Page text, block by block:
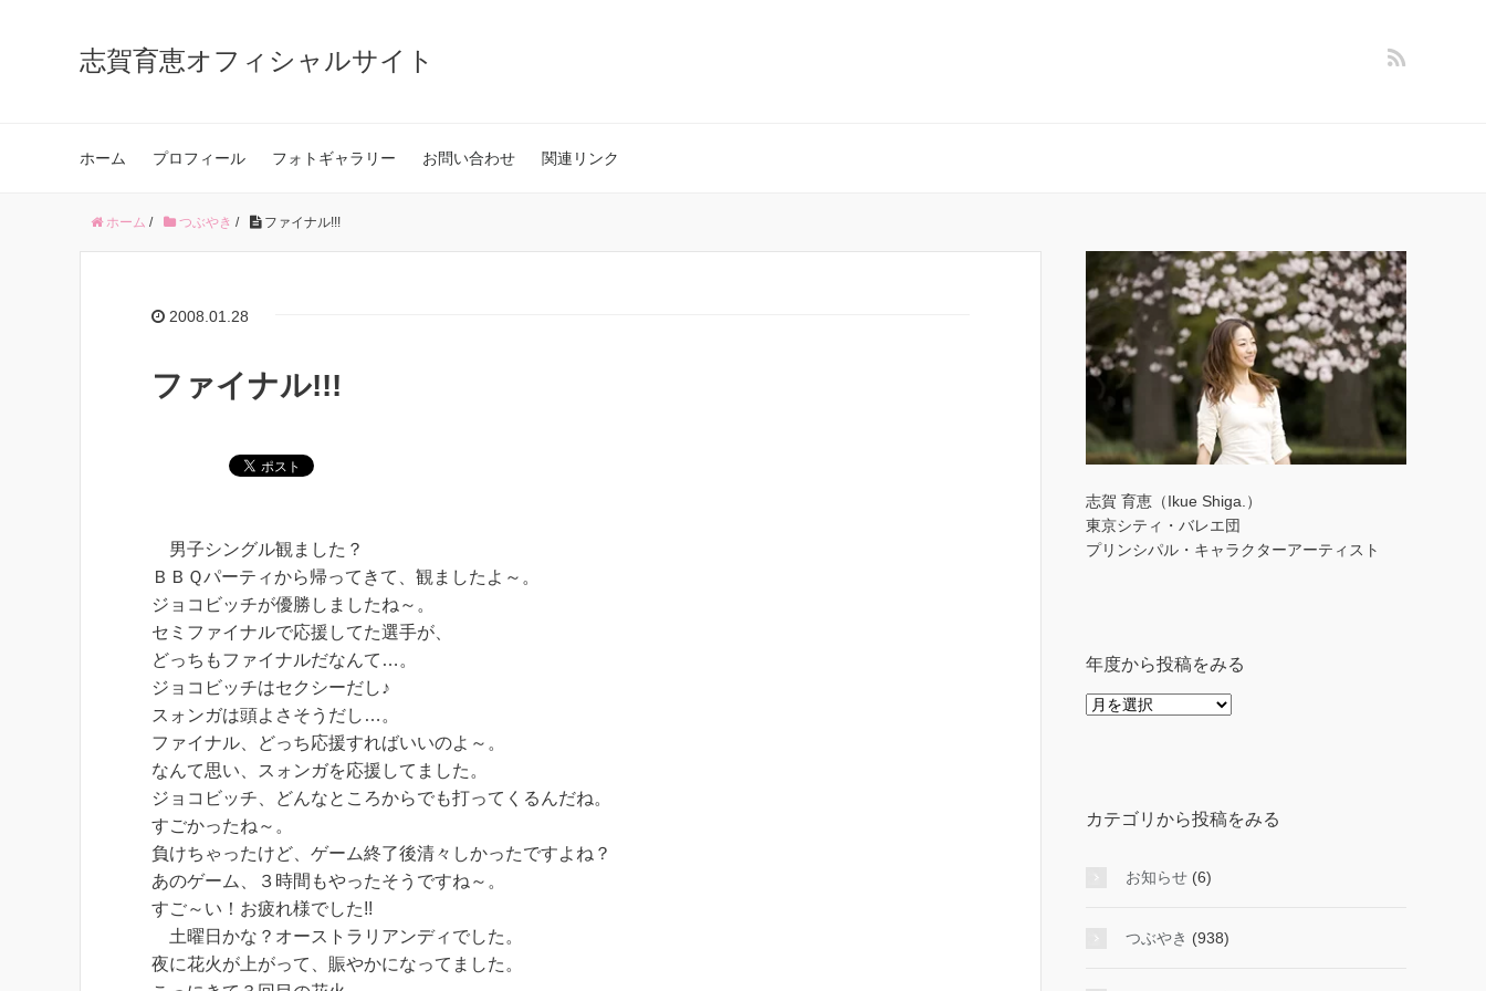
志賀育恵オフィシャルサイト
ホーム プロフィール フォトギャラリー お問い合わせ 関連リンク
ホーム / つぶやき / ファイナル!!!
2008.01.28
ファイナル!!!
男子シングル観ました？
ＢＢＱパーティから帰ってきて、観ましたよ～。
ジョコビッチが優勝しましたね～。
セミファイナルで応援してた選手が、
どっちもファイナルだなんて…。
ジョコビッチはセクシーだし♪
スォンガは頭よさそうだし…。
ファイナル、どっち応援すればいいのよ～。
なんて思い、スォンガを応援してました。
ジョコビッチ、どんなところからでも打ってくるんだね。
すごかったね～。
負けちゃったけど、ゲーム終了後清々しかったですよね？
あのゲーム、３時間もやったそうですね～。
すご～い！お疲れ様でした!!
土曜日かな？オーストラリアンディでした。
夜に花火が上がって、賑やかになってました。
志賀 育恵（Ikue Shiga.）
東京シティ・バレエ団
プリンシパル・キャラクターアーティスト
年度から投稿をみる
年
稿
み
カテゴリから投稿をみる
お知らせ (6)
つぶやき (938)